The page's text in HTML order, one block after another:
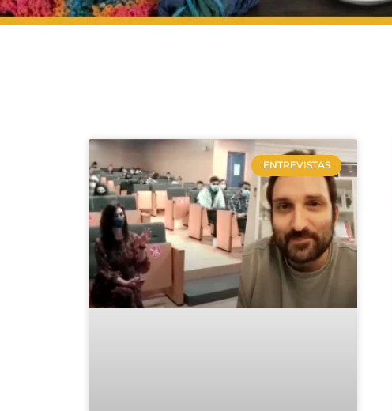
ENTREVISTAS